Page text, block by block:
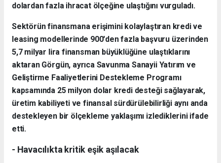
dolardan fazla ihracat ölçeğine ulaştığını vurguladı.
Sektörün finansmana erişimini kolaylaştıran kredi ve
leasing modellerinde 900'den fazla başvuru üzerinden
5,7 milyar lira finansman büyüklüğüne ulaştıklarını
aktaran Görgün, ayrıca Savunma Sanayii Yatırım ve
Geliştirme Faaliyetlerini Destekleme Programı
kapsamında 25 milyon dolar kredi desteği sağlayarak,
üretim kabiliyeti ve finansal sürdürülebilirliği aynı anda
destekleyen bir ölçekleme yaklaşımı izlediklerini ifade
etti.
- Havacılıkta kritik eşik aşılacak